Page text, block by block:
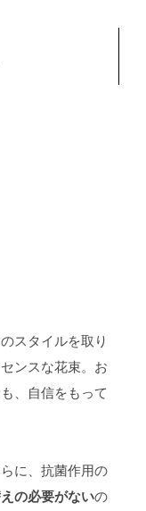
スタイルを取り
ンスな花束。お
、自信をもって
に、抗菌作用の
の必要がないの